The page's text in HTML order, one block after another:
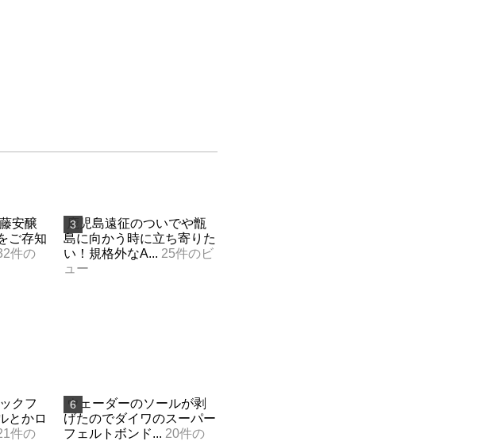
安醸
ご存知
件の
鹿児島遠征のついでや甑
島に向かう時に立ち寄りた
い！規格外なA... 25件のビ
ュー
クフ
とかロ
件の
ウェーダーのソールが剥
げたのでダイワのスーパー
フェルトボンド... 20件の